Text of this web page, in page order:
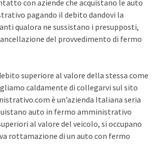
con aziende che acquistano le auto
pagando il debito dandovi la
qualora ne sussistano i presupposti,
del provvedimento di fermo
superiore al valore della stessa come
caldamente di collegarvi sul sito
è un’azienda Italiana seria
auto in fermo amministrativo
al valore del veicolo, si occupano
rottamazione di un auto con fermo